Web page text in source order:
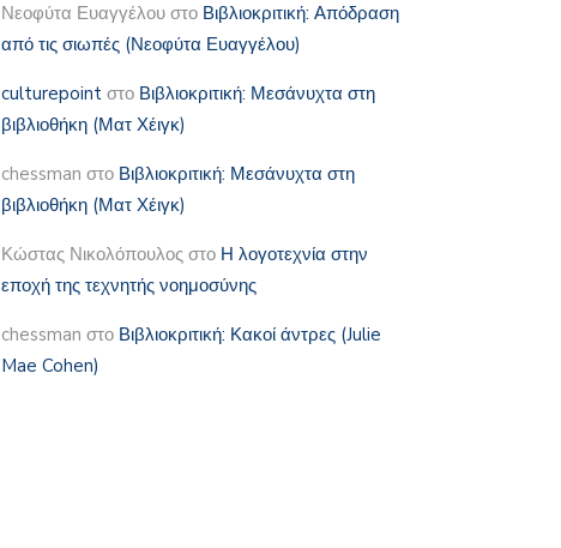
Νεοφύτα Ευαγγέλου στο Βιβλιοκριτική: Απόδραση
από τις σιωπές (Νεοφύτα Ευαγγέλου)
culturepoint στο Βιβλιοκριτική: Μεσάνυχτα στη
βιβλιοθήκη (Ματ Χέιγκ)
chessman στο Βιβλιοκριτική: Μεσάνυχτα στη
βιβλιοθήκη (Ματ Χέιγκ)
Κώστας Νικολόπουλος στο Η λογοτεχνία στην
εποχή της τεχνητής νοημοσύνης
chessman στο Βιβλιοκριτική: Κακοί άντρες (Julie
Mae Cohen)